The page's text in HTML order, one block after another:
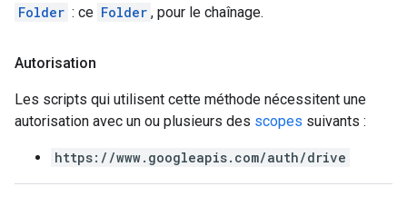
Folder : ce Folder , pour le chaînage.
Autorisation
Les scripts qui utilisent cette méthode nécessitent une
autorisation avec un ou plusieurs des scopes suivants :
https://www.googleapis.com/auth/drive